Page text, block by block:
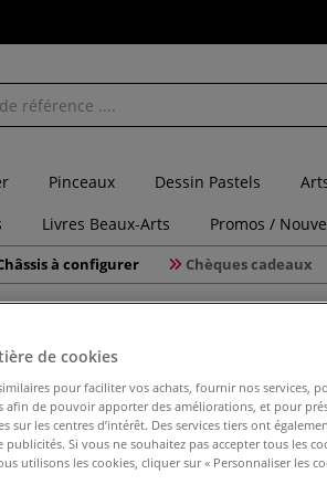
Pinceaux Dessin Pastels
Livres Beaux-Arts Promos /
à configurer Chèques cadeaux
de cookies
pour faciliter vos achats, fournir nos services,
afin de pouvoir apporter des améliorations, et pour
sur les centres d’intérêt. Des services tiers ont
Si vous ne souhaitez pas accepter tous les
utilisons les cookies, cliquer sur « Personnaliser les